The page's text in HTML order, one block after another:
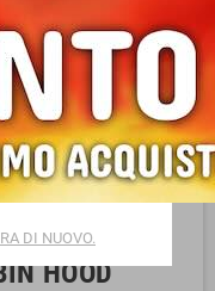
HOOD
DI NUOVO.